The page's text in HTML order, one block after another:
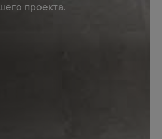
проекта.